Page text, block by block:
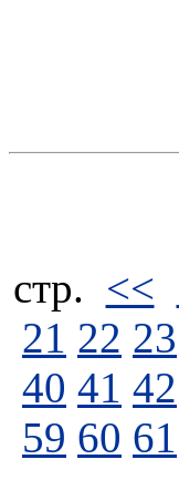
стp. <<
21 22 23
40 41 42
59 60 61